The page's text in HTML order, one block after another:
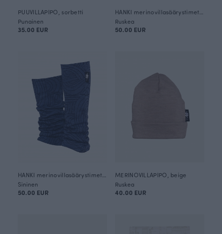
PUUVILLAPIPO, sorbetti
Punainen
35.00 EUR
Ruskea
50.00 EUR
Sininen
50.00 EUR
MERINOVILLAPIPO, beige
Ruskea
40.00 EUR